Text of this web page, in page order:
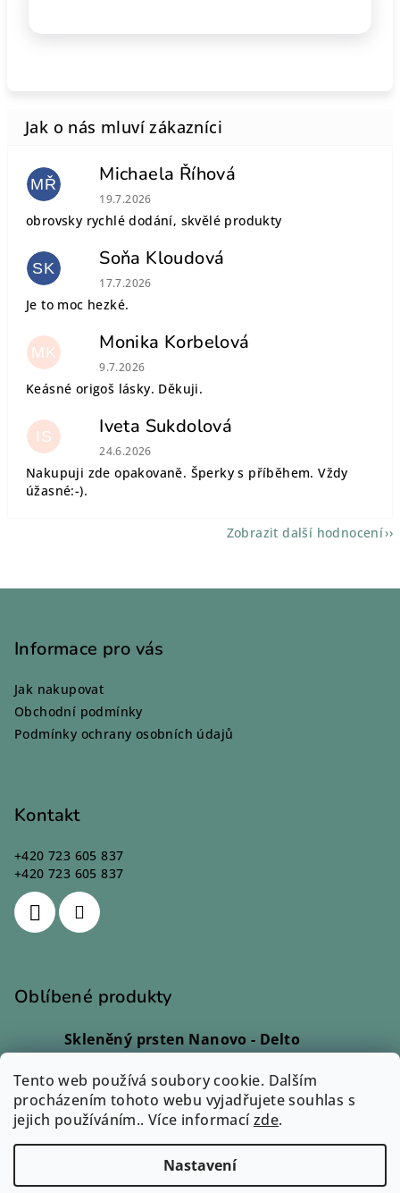
Tento web používá soubory cookie. Dalším
procházením tohoto webu vyjadřujete souhlas s
jejich používáním.. Více informacízde.
Nastavení
MŘ Michaela Říhová
Hodnocení obchodu je 5 z 5 hvězdiček.
19.7.2026
obrovsky rychlé dodání, skvělé produkty
SK Soňa Kloudová
Hodnocení obchodu je 5 z 5 hvězdiček.
17.7.2026
Je to moc hezké.
MK Monika Korbelová
Hodnocení obchodu je 5 z 5 hvězdiček.
9.7.2026
Keásné origoš lásky. Děkuji.
IS Iveta Sukdolová
Hodnocení obchodu je 5 z 5 hvězdiček.
24.6.2026
Nakupuji zde opakovaně. Šperky s příběhem. Vždy
úžasné:-).
Zobrazit další hodnocení
Informace pro vás
Jak nakupovat
Obchodní podmínky
Podmínky ochrany osobních údajů
Kontakt
+420 723 605 837
+420 723 605 837
Oblíbené produkty
Skleněný prsten Nanovo - Delto
Skleněný prsten - Lio
Hodnocení produktu je 5 z 5 hvězdiček.
| Monika Svobodová
Skleněný prsten - Rono
Hodnocení produktu je 5 z 5 hvězdiček.
Ilona Dvořáková